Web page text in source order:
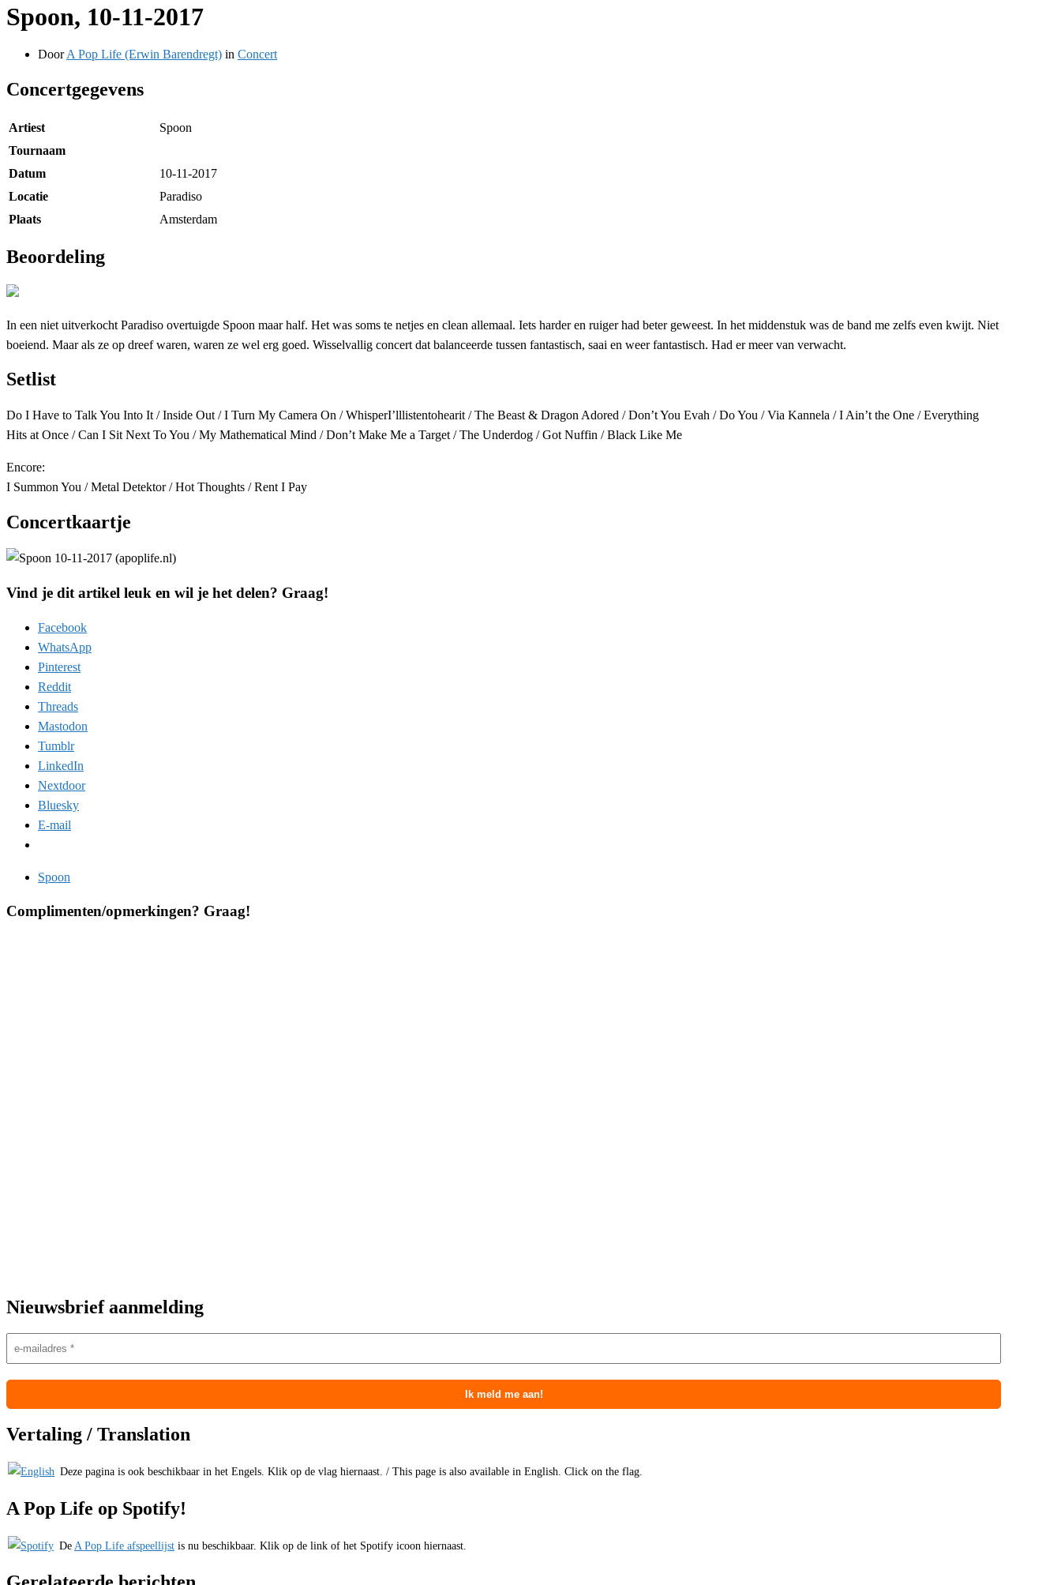
Spoon, 10-11-2017
DoorA Pop Life (Erwin Barendregt) in Concert
Concertgegevens
Artiest
Spoon
Tournaam
Datum
10-11-2017
Locatie
Paradiso
Plaats
Amsterdam
Beoordeling
In een niet uitverkocht Paradiso overtuigde Spoon maar half. Het was soms te netjes en clean allemaal. Iets harder en ruiger had beter geweest. In het middenstuk was de band me zelfs even kwijt. Niet
boeiend. Maar als ze op dreef waren, waren ze wel erg goed. Wisselvallig concert dat balanceerde tussen fantastisch, saai en weer fantastisch. Had er meer van verwacht.
Setlist
Do I Have to Talk You Into It / Inside Out / I Turn My Camera On / WhisperI’lllistentohearit / The Beast & Dragon Adored / Don’t You Evah / Do You / Via Kannela / I Ain’t the One / Everything
Hits at Once / Can I Sit Next To You / My Mathematical Mind / Don’t Make Me a Target / The Underdog / Got Nuffin / Black Like Me
Encore:
I Summon You / Metal Detektor / Hot Thoughts / Rent I Pay
Concertkaartje
Vind je dit artikel leuk en wil je het delen? Graag!
Facebook
WhatsApp
Pinterest
Reddit
Threads
Mastodon
Tumblr
LinkedIn
Nextdoor
Bluesky
E-mail
Spoon
Complimenten/opmerkingen? Graag!
Nieuwsbrief aanmelding
Vertaling / Translation
Deze pagina is ook beschikbaar in het Engels. Klik op de vlag hiernaast. / This page is also available in English. Click on the flag.
A Pop Life op Spotify!
De A Pop Life afspeellijst is nu beschikbaar. Klik op de link of het Spotify icoon hiernaast.